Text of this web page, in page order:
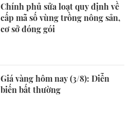
Chính phủ sửa loạt quy định về
cấp mã số vùng trồng nông sản,
cơ sở đóng gói
Giá vàng hôm nay (3/8): Diễn
biến bất thường